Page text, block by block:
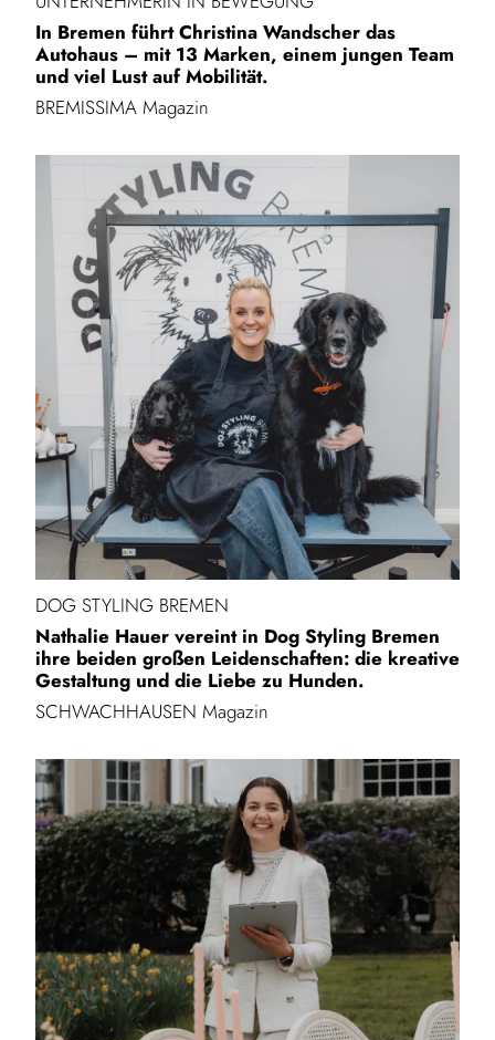
In Bremen führt Christina Wandscher das
Autohaus – mit 13 Marken, einem jungen Team
und viel Lust auf Mobilität.
BREMISSIMA Magazin
DOG STYLING BREMEN
Nathalie Hauer vereint in Dog Styling Bremen
ihre beiden großen Leidenschaften: die kreative
Gestaltung und die Liebe zu Hunden.
SCHWACHHAUSEN Magazin